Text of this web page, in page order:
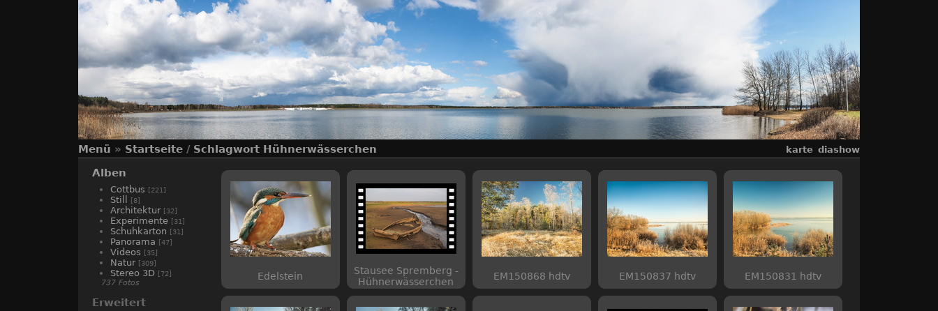
Menü » Startseite / Schlagwort Hühnerwässerchen karte diashow
Alben
Cottbus [221]
Still [8]
Architektur [32]
Experimente [31]
Schuhkarton [31]
Panorama [47]
Videos [35]
Natur [309]
Stereo 3D [72]
737 Fotos
Erweitert
Edelstein
Stausee Spremberg -
Hühnerwässerchen
EM150868 hdtv EM150837 hdtv EM150831 hdtv